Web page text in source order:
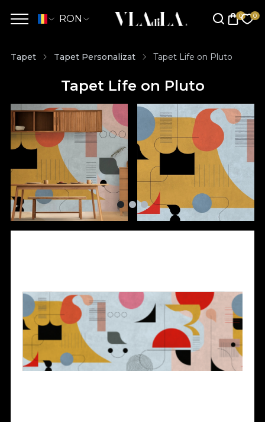
RON
Tapet Tapet Personalizat Tapet Life on Pluto
Tapet Life on Pluto